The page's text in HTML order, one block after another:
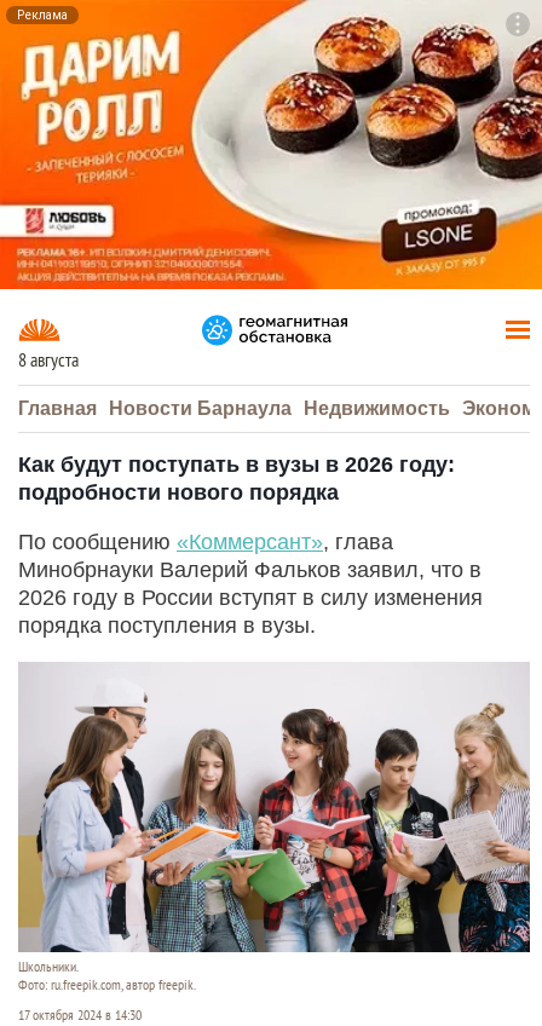
Реклама
8 августа
Главная Новости Барнаула Недвижимость
Как будут поступать в вузы в 2026 году:
подробности нового порядка
По сообщению «Коммерсант», глава
Минобрнауки Валерий Фальков заявил, что в
2026 году в России вступят в силу изменения
порядка поступления в вузы.
Школьники.
Фото: ru.freepik.com, автор freepik.
17 октября 2024 в 14:30